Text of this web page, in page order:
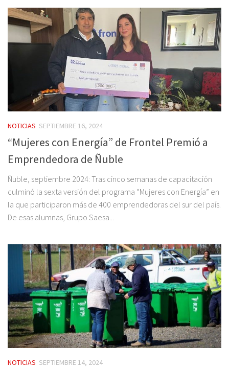
NOTICIAS SEPTIEMBRE 16, 2024
“Mujeres con Energía” de Frontel Premió a
Emprendedora de Ñuble
Ñuble, septiembre 2024: Tras cinco semanas de capacitación
culminó la sexta versión del programa “Mujeres con Energía” en
la que participaron más de 400 emprendedoras del sur del país.
De esas alumnas, Grupo Saesa...
NOTICIAS SEPTIEMBRE 14, 2024